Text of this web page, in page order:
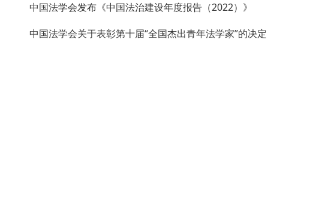
中国法学会发布《中国法治建设年度报告（2022）》
中国法学会关于表彰第十届“全国杰出青年法学家”的决定